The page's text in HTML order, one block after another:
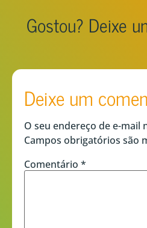
Gostou? Deixe
Deixe um
O seu endereço de e-mail
Campos obrigatórios são
Comentário *